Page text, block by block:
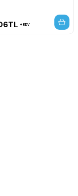
TL KDV